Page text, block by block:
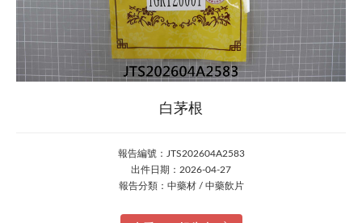
白茅根
報告編號：JTS202604A2583
出件日期：2026-04-27
報告分類：中藥材 / 中藥飲片